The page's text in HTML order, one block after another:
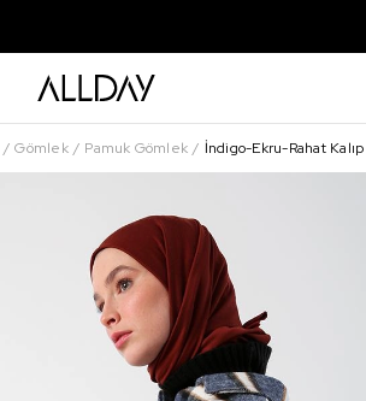
Gömlek Pamuk Gömlek İndigo-Ekru-Rahat